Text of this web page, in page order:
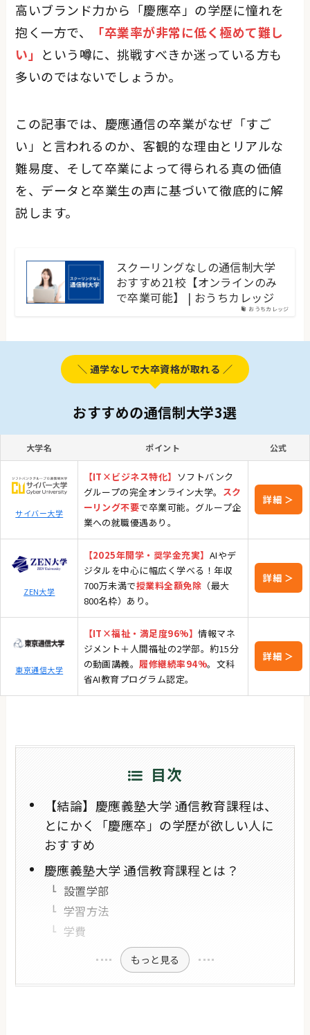
高いブランド力から「慶應卒」の学歴に憧れを
抱く一方で、
「卒業率が非常に低く極めて難し
い」 という噂に、挑戦すべきか迷っている方も
多いのではないでしょうか。
この記事では、慶應通信の卒業がなぜ「すご
い」と言われるのか、客観的な理由とリアルな
難易度、そして卒業によって得られる真の価値
を、データと卒業生の声に基づいて徹底的に解
説します。
おうちカレッジ
スクーリングなしの通信制大学
おすすめ21校【オンラインのみ
で卒業可能】 | おうちカレッジ
＼ 通学なしで大卒資格が取れる ／
おすすめの通信制大学3選
大学名 ポイント 公式
サイバー大学
【IT×ビジネス特化】 ソフトバンク
グループの完全オンライン大学。 スク
ーリング不要で卒業可能。グループ企
業への就職優遇あり。
詳細 ＞
ZEN大学
【2025年開学・奨学金充実】 AIやデ
ジタルを中心に幅広く学べる！年収
700万未満で授業料全額免除 （最大
800名枠）あり。
詳細 ＞
東京通信大学
【IT×福祉・満足度96%】情報マネ
ジメント＋人間福祉の2学部。約15分
の動画講義。履修継続率94%。文科
省AI教育プログラム認定。
詳細 ＞
目次
【結論】慶應義塾大学 通信教育課程は、
とにかく「慶應卒」の学歴が欲しい人に
おすすめ
慶應義塾大学 通信教育課程とは？
設置学部
学習方法
学費
もっと見る